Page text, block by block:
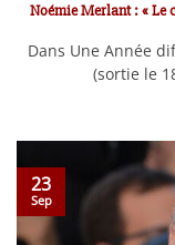
Noémie Merlant : « Le
Dans Une Année
(sortie le
23
Sep